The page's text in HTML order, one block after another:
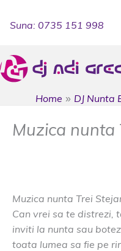
Suna: 0735 151 998
Home DJ Nunta
Muzica nunta
Muzica nunta Trei
Can vrei sa te distrezi,
inviti la nunta sau
toata lumea sa fie pe